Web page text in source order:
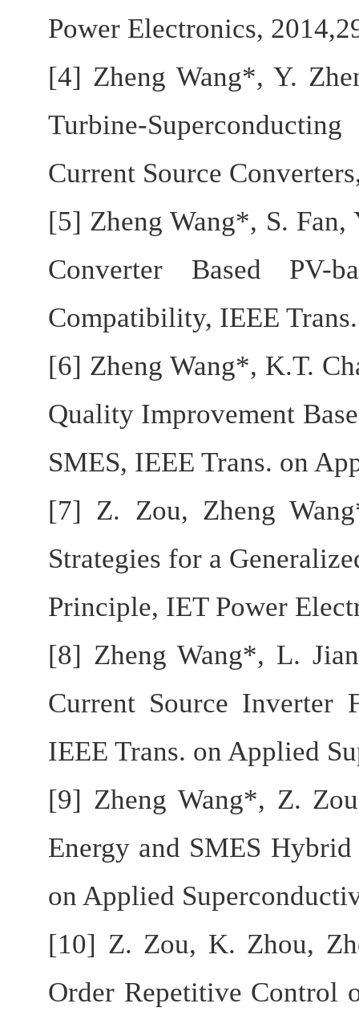
Power Electronics,
[4] Zheng Wang*, Y.
Turbine-
Current Source
[5] Zheng Wang*, S.
Converter Based PV-
Compatibility, IEEE
[6] Zheng Wang*, K.T.
Quality Improvement
SMES, IEEE Trans. on
[7] Z. Zou, Zheng
Strategies for a
Principle, IET Power
[8] Zheng Wang*, L.
Current Source Inverter
IEEE Trans. on Applied
[9] Zheng Wang*, Z.
Energy and SMES
on Applied
[10] Z. Zou, K. Zhou,
Order Repetitive Control